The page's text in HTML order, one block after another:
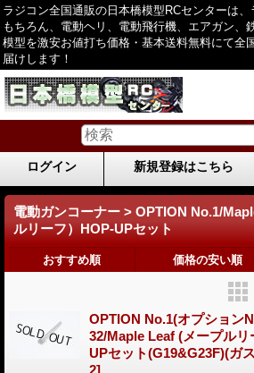
ラジコン全国通販の日本橋模型RCセンターは、
もちろん、電動ヘリ、電動飛行機、エアガン、
模型を激安お値打ち価格・基本送料無料にて全
届けします！
ログイン 新規登録はこちら
電動ガンコーナー > OPTION No.1/
ルリーフ）HOP-UPセット
おすすめ順 価格の安い順
OPTION No.1(オプション
32/Maple Leaf (メープル
UPセット(G19&G23F)(ガ
2]